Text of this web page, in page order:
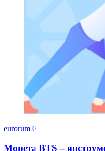
eurorum 0
Монета BTS –